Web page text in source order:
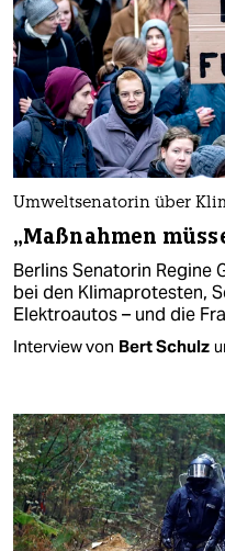
Umweltsenatorin über
„Maßnahmen
Berlins Senatorin Regine
bei den Klimaprotesten,
Elektroautos – und die
Interview von Bert Schulz